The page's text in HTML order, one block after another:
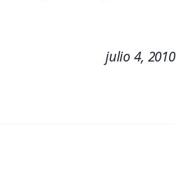
julio 4, 2010